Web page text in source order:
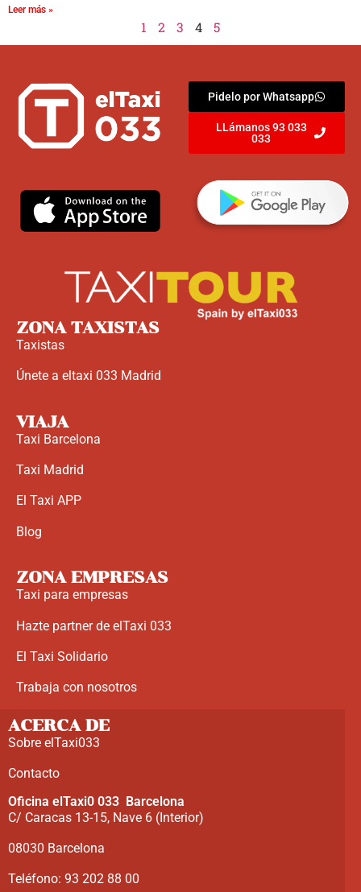
Leer más »
1 2 3 4 5
Pidelo por Whatsapp
LLámanos 93 033
033
ZONA TAXISTAS
Taxistas
Únete a eltaxi 033 Madrid
VIAJA
Taxi Barcelona
Taxi Madrid
El Taxi APP
Blog
ZONA EMPRESAS
Taxi para empresas
Hazte partner de elTaxi 033
El Taxi Solidario
Trabaja con nosotros
ACERCA DE
Sobre elTaxi033
Contacto
Oficina elTaxi0 033 Barcelona
C/ Caracas 13-15, Nave 6 (Interior)
08030 Barcelona
Teléfono: 93 202 88 00